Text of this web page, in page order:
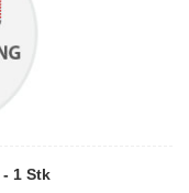
1 Stk